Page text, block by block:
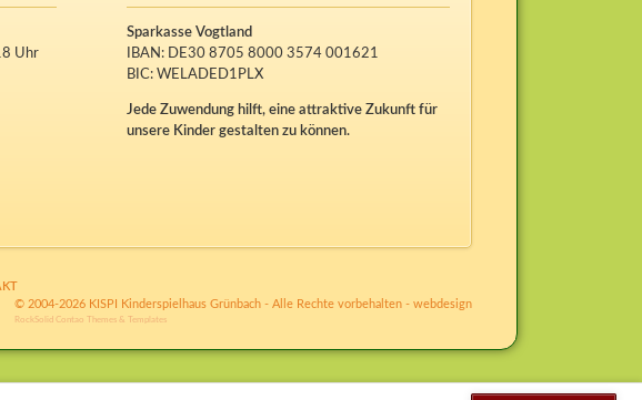
Uhr
Sparkasse Vogtland
IBAN: DE30 8705 8000 3574 001621
BIC: WELADED1PLX
Jede Zuwendung hilft, eine attraktive Zukunft für
unsere Kinder gestalten zu können.
© 2004-2026 KISPI Kinderspielhaus Grünbach - Alle Rechte vorbehalten -webdesign
RockSolid Contao Themes & Templates